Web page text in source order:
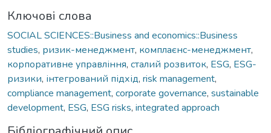
Ключові слова
SOCIAL SCIENCES::Business and economics::Business
studies, ризик-менеджмент, комплаєнс-менеджмент,
корпоративне управління, сталий розвиток, ESG, ESG-
ризики, інтегрований підхід, risk management,
compliance management, corporate governance, sustainable
development, ESG, ESG risks, integrated approach